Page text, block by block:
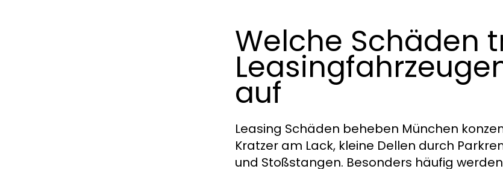
Welche Schäden
auf
Leasing Schäden beheben München
Kratzer am Lack, kleine Dellen durch
und Stoßstangen. Besonders häufig